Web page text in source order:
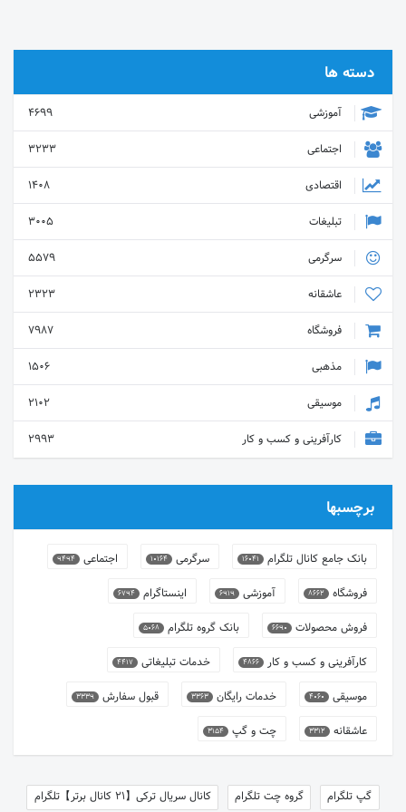
فروشندگان در یک صفحه. 7) - نمایش
تماس خریداران با فروشندگان از طریق
فروشندگان از طریق جستجوی نام کالا و
و نقل اختصاصی کالا توسط فروشنده با
دسته ها
آموزشی
4699
اجتماعی
3233
اقتصادی
1408
تبلیغات
3005
سرگرمی
5579
عاشقانه
2323
فروشگاه
7987
مذهبی
1506
موسیقی
2102
کارآفرینی و کسب و کار
2993
برچسبها
بانک جامع کانال تلگرام 16041 سرگرمی 10164 اجتماعی 9494
فروشگاه 8662 آموزشی 6919 اینستاگرام 6794
فروش محصولات 6690 بانک گروه تلگرام 5068
کارآفرینی و کسب و کار 4866 خدمات تبلیغاتی 4417
موسیقی 4060 خدمات رایگان 3363 قبول سفارش 3339
عاشقانه 3312 چت و گپ 3154
گپ تلگرام گروه چت تلگرام کانال سریال ترکی【21 کانال برتر】تلگرام